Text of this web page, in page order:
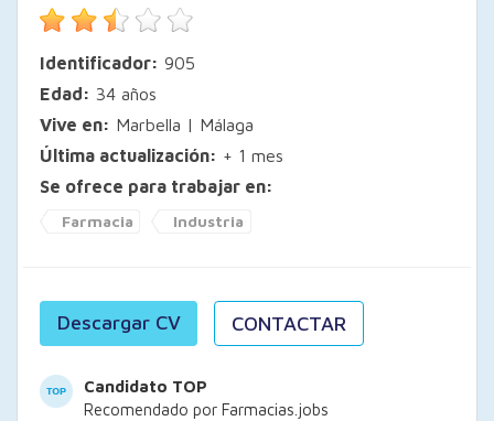
Identificador: 905
Edad: 34 años
Vive en: Marbella | Málaga
Última actualización: + 1 mes
Se ofrece para trabajar en:
Farmacia Industria
Descargar CV CONTACTAR
Candidato TOP
Recomendado por Farmacias.jobs